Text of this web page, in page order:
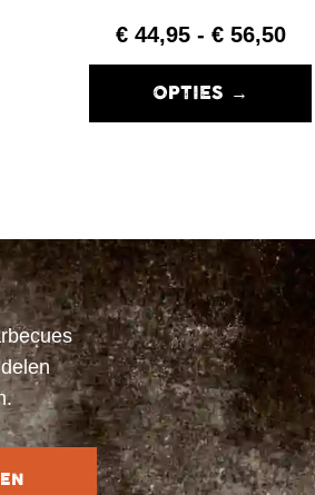
€ 44,95 - € 56,50
OPTIES →